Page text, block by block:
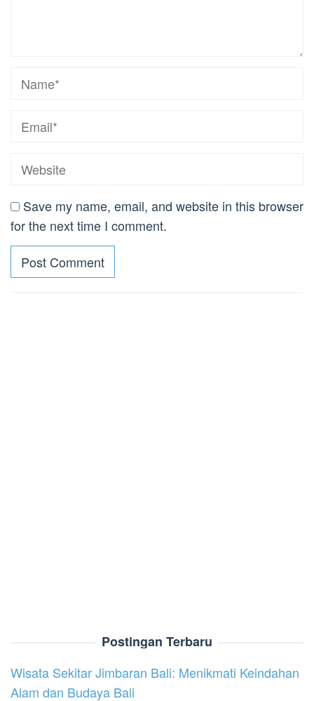
Save my name, email, and website in this browser
for the next time I comment.
Postingan Terbaru
Wisata Sekitar Jimbaran Bali: Menikmati Keindahan
Alam dan Budaya Bali